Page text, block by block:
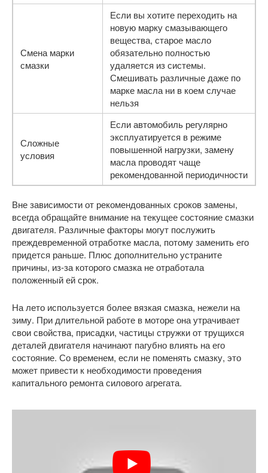
Смена марки
смазки
Если вы хотите переходить на
новую марку смазывающего
вещества, старое масло
обязательно полностью
удаляется из системы.
Смешивать различные даже по
марке масла ни в коем случае
нельзя
Сложные
условия
Если автомобиль регулярно
эксплуатируется в режиме
повышенной нагрузки, замену
масла проводят чаще
рекомендованной периодичности
Вне зависимости от рекомендованных сроков замены,
всегда обращайте внимание на текущее состояние смазки
двигателя. Различные факторы могут послужить
преждевременной отработке масла, потому заменить его
придется раньше. Плюс дополнительно устраните
причины, из-за которого смазка не отработала
положенный ей срок.
На лето используется более вязкая смазка, нежели на
зиму. При длительной работе в моторе она утрачивает
свои свойства, присадки, частицы стружки от трущихся
деталей двигателя начинают пагубно влиять на его
состояние. Со временем, если не поменять смазку, это
может привести к необходимости проведения
капитального ремонта силового агрегата.